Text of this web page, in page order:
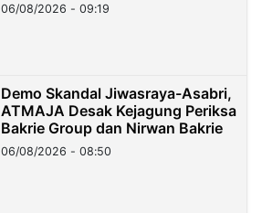
06/08/2026 - 09:19
Demo Skandal Jiwasraya-Asabri,
ATMAJA Desak Kejagung Periksa
Bakrie Group dan Nirwan Bakrie
06/08/2026 - 08:50